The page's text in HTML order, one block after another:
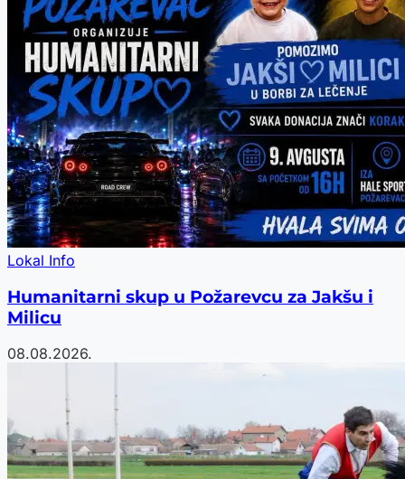
Lokal Info
Humanitarni skup u Požarevcu za Jakšu i
Milicu
08.08.2026.